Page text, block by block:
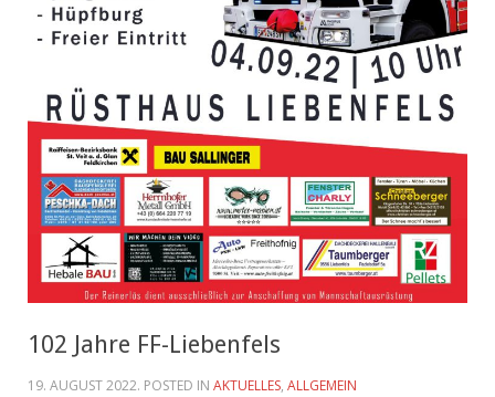
102 Jahre FF-Liebenfels
19. AUGUST 2022. POSTED IN AKTUELLES, ALLGEMEIN